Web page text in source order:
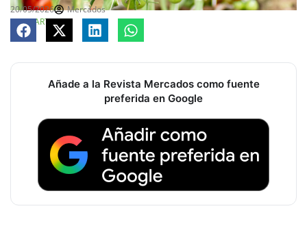
20/05/2026
Mercados
COMPARTE
Añade a la Revista Mercados como fuente
preferida en Google